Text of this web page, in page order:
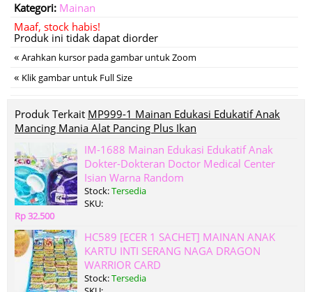
Kategori: Mainan
Maaf, stock habis!
Produk ini tidak dapat diorder
« Arahkan kursor pada gambar untuk Zoom
« Klik gambar untuk Full Size
Produk Terkait MP999-1 Mainan Edukasi Edukatif Anak
Mancing Mania Alat Pancing Plus Ikan
IM-1688 Mainan Edukasi Edukatif Anak
Dokter-Dokteran Doctor Medical Center
Isian Warna Random
Stock:Tersedia
SKU:
Rp 32.500
HC589 [ECER 1 SACHET] MAINAN ANAK
KARTU INTI SERANG NAGA DRAGON
WARRIOR CARD
Stock:Tersedia